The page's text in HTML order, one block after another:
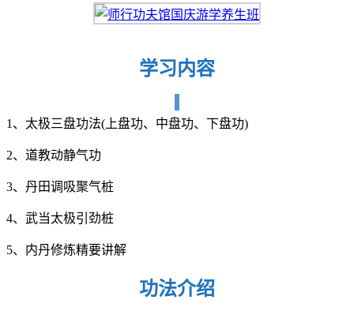
学习内容
1、太极三盘功法(上盘功、中盘功、下盘功)
2、道教动静气功
3、丹田调吸聚气桩
4、武当太极引劲桩
5、内丹修炼精要讲解
功法介绍